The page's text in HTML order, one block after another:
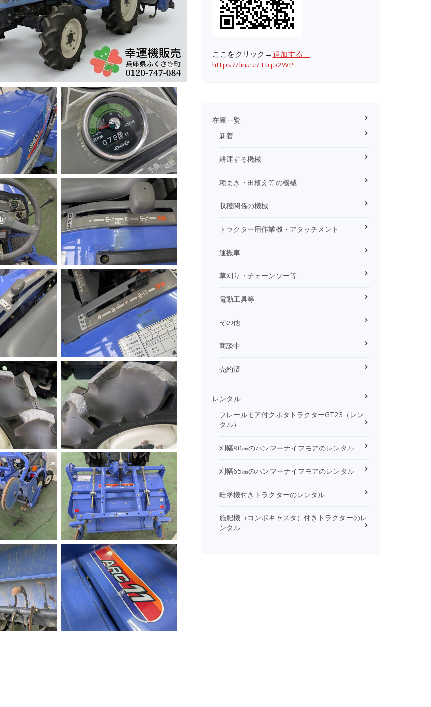
ここをクリック→ 追加する
https://lin.ee/Ttq52WP
在庫一覧
新着
耕運する機械
種まき・田植え等の機械
収穫関係の機械
トラクター用作業機・アタッチメント
運搬車
草刈り・チェーンソー等
電動工具等
その他
商談中
売約済
レンタル
フレールモア付クボタトラクターGT23（レン
タル）
刈幅80㎝のハンマーナイフモアのレンタル
刈幅65㎝のハンマーナイフモアのレンタル
畦塗機付きトラクターのレンタル
施肥機（コンポキャスタ）付きトラクターのレ
ンタル